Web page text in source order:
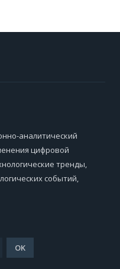
аналитический
цифровой
тренды,
событий,